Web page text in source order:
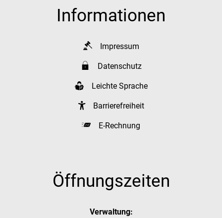
Informationen
Impressum
Datenschutz
Leichte Sprache
Barrierefreiheit
E-Rechnung
Öffnungszeiten
Verwaltung: